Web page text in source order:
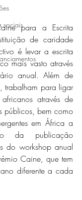
sociaispara a Escrita
de caridade
é levar a escrita
mais vasto através
anual. Além de
trabalham para ligar
através de
públicos, bem como
em África a
da publicação
do workshop anual
Caine, que tem
diferente a cada